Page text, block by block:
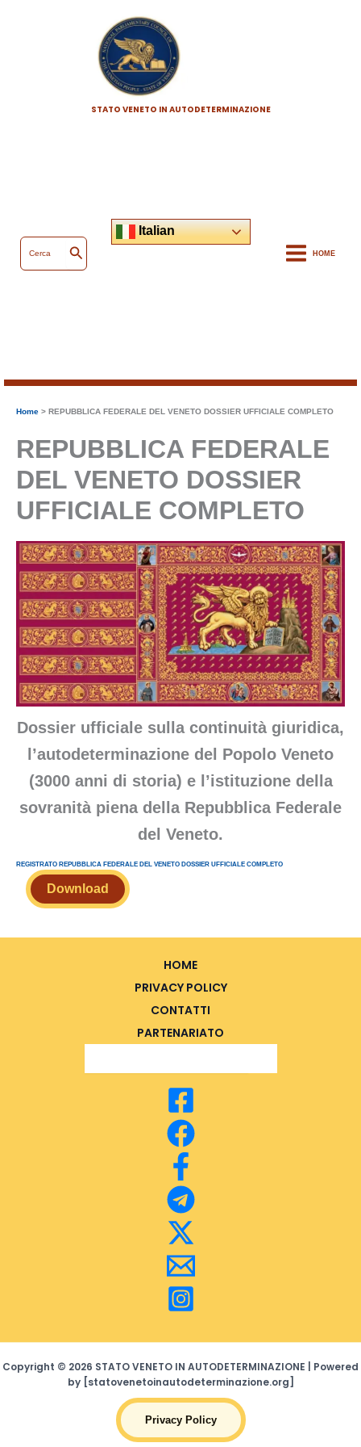
STATO VENETO IN AUTODETERMINAZIONE
Ricerca
per:
Cerca
Italian
HOME
Home REPUBBLICA FEDERALE DEL VENETO DOSSIER UFFICIALE COMPLETO
REPUBBLICA FEDERALE
DEL VENETO DOSSIER
UFFICIALE COMPLETO
Dossier ufficiale sulla continuità giuridica,
l’autodeterminazione del Popolo Veneto
(3000 anni di storia) e l’istituzione della
sovranità piena della Repubblica Federale
del Veneto.
REGISTRATO REPUBBLICA FEDERALE DEL VENETO DOSSIER UFFICIALE COMPLETO
Download
HOME
PRIVACY POLICY
CONTATTI
PARTENARIATO
Search Button
Copyright © 2026 STATO VENETO IN AUTODETERMINAZIONE | Powered
by [statovenetoinautodeterminazione.org]
Privacy Policy